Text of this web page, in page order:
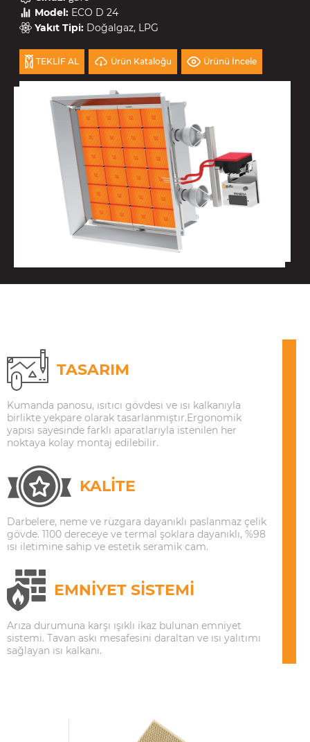
Model: ECO D 24
Yakıt Tipi: Doğalgaz, LPG
TEKLİF AL Ürün Kataloğu Ürünü İncele
TASARIM
Kumanda panosu, ısıtıcı gövdesi ve ısı kalkanıyla
birlikte yekpare olarak tasarlanmıştır.Ergonomik
yapısı sayesinde farklı aparatlarıyla istenilen her
noktaya kolay montaj edilebilir.
KALİTE
Darbelere, neme ve rüzgara dayanıklı paslanmaz çelik
gövde. 1100 dereceye ve termal şoklara dayanıklı, %98
ısı iletimine sahip ve estetik seramik cam.
EMNİYET SİSTEMİ
Arıza durumuna karşı ışıklı ikaz bulunan emniyet
sistemi. Tavan askı mesafesini daraltan ve ısı yalıtımı
sağlayan ısı kalkanı.